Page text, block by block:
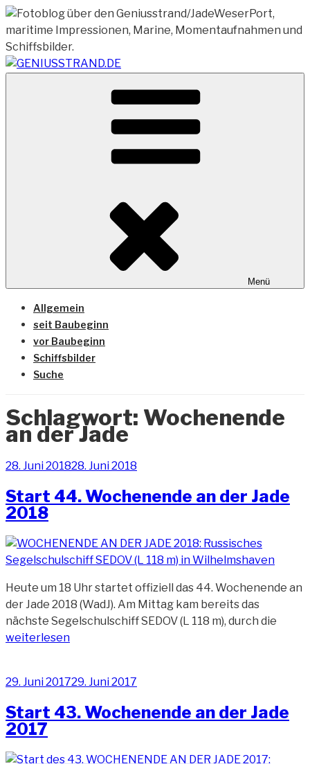
Zum
Inhalt
springen
GENIUSSTRAND.DE
Vom Geniusstrand zum JadeWeserPort/Container
Terminal Wilhelmshaven
Menü
Allgemein
seit Baubeginn
vor Baubeginn
Schiffsbilder
Suche
Schlagwort: Wochenende
an der Jade
Veröffentlicht
28. Juni 201828. Juni 2018
Start 44. Wochenende an der Jade
2018
Heute um 18 Uhr startet offiziell das 44. Wochenende an
der Jade 2018 (WadJ). Am Mittag kam bereits das
nächste Segelschulschiff SEDOV (L 118 m), durch die
Jade
2018“
weiterlesen
Veröffentlicht
29. Juni 201729. Juni 2017
Start 43. Wochenende an der Jade
2017